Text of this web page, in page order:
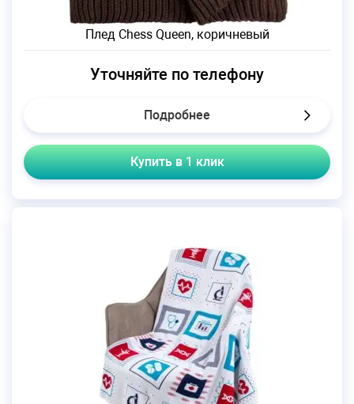
Плед Chess Queen, коричневый
Уточняйте по телефону
Подробнее
Купить в 1 клик